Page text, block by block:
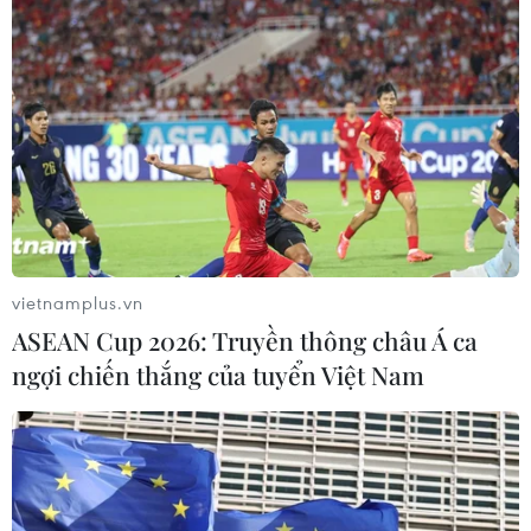
tranh Lạnh" mới với Trung Quốc và bày tỏ mong muốn
thúc đẩy hợp tác với Bắc Kinh trong nhiều lĩnh vực, là
động tác xoa dịu sau màn "nắn gân" trước đó.
vietnamplus.vn
ASEAN Cup 2026: Truyền thông châu Á ca
ngợi chiến thắng của tuyển Việt Nam